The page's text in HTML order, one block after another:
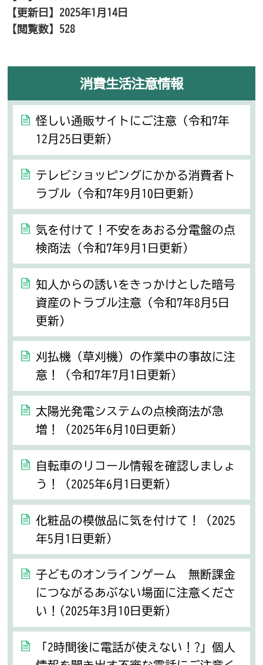
【更新日】 2025年1月14日
【閲覧数】 528
消費生活注意情報
怪しい通販サイトにご注意（令和7年
12月25日更新）
テレビショッピングにかかる消費者ト
ラブル（令和7年9月10日更新）
気を付けて！不安をあおる分電盤の点
検商法（令和7年9月1日更新）
知人からの誘いをきっかけとした暗号
資産のトラブル注意（令和7年8月5日
更新）
刈払機（草刈機）の作業中の事故に注
意！（令和7年7月1日更新）
太陽光発電システムの点検商法が急
増！（2025年6月10日更新）
自転車のリコール情報を確認しましょ
う！（2025年6月1日更新）
化粧品の模倣品に気を付けて！（2025
年5月1日更新）
子どものオンラインゲーム 無断課金
につながるあぶない場面に注意くださ
い！(2025年3月10日更新)
「2時間後に電話が使えない！?」個人